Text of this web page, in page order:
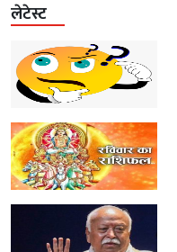
लेटेस्ट